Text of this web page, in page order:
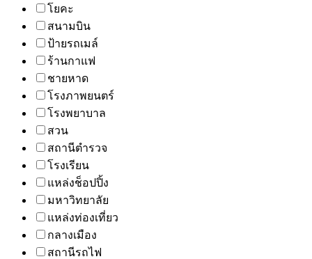
โยคะ
สนามบิน
ป้ายรถเมล์
ร้านกาแฟ
ชายหาด
โรงภาพยนตร์
โรงพยาบาล
สวน
สถานีตำรวจ
โรงเรียน
แหล่งช็อปปิ้ง
มหาวิทยาลัย
แหล่งท่องเที่ยว
กลางเมือง
สถานีรถไฟ